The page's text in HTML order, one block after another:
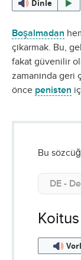
Dinle
Boşalmadan
çıkarmak. Bu,
fakat güvenilir
zamanında geri
önce penisten
Bu